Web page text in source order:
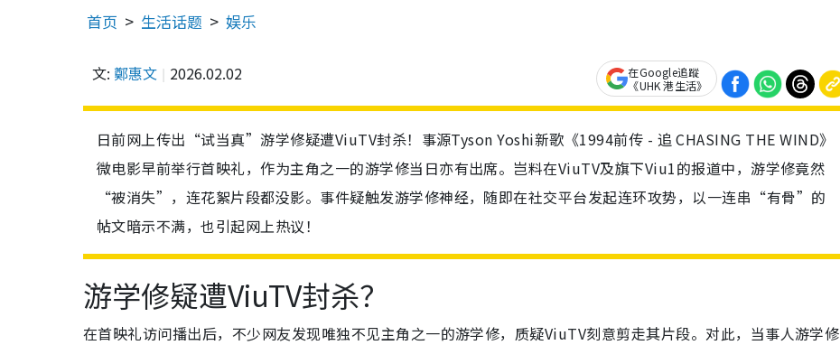
首页 生活话题 娱乐
文: 鄭惠文 2026.02.02
在Google追蹤
《UHK 港生活》
日前网上传出“试当真”游学修疑遭ViuTV封杀！事源Tyson Yoshi新歌《1994前传 - 追 CHASING THE WIND》
微电影早前举行首映礼，作为主角之一的游学修当日亦有出席。岂料在ViuTV及旗下Viu1的报道中，游学修竟然
“被消失”，连花絮片段都没影。事件疑触发游学修神经，随即在社交平台发起连环攻势，以一连串“有骨”的
帖文暗示不满，也引起网上热议！
游学修疑遭ViuTV封杀？
在首映礼访问播出后，不少网友发现唯独不见主角之一的游学修，质疑ViuTV刻意剪走其片段。对此，当事人游学修